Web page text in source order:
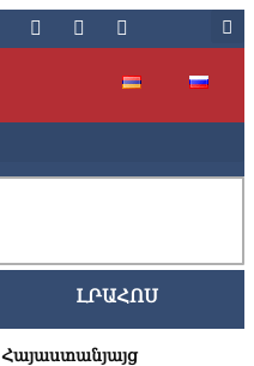
ԼՐԱՀՈՍ
Հայաստանյայց